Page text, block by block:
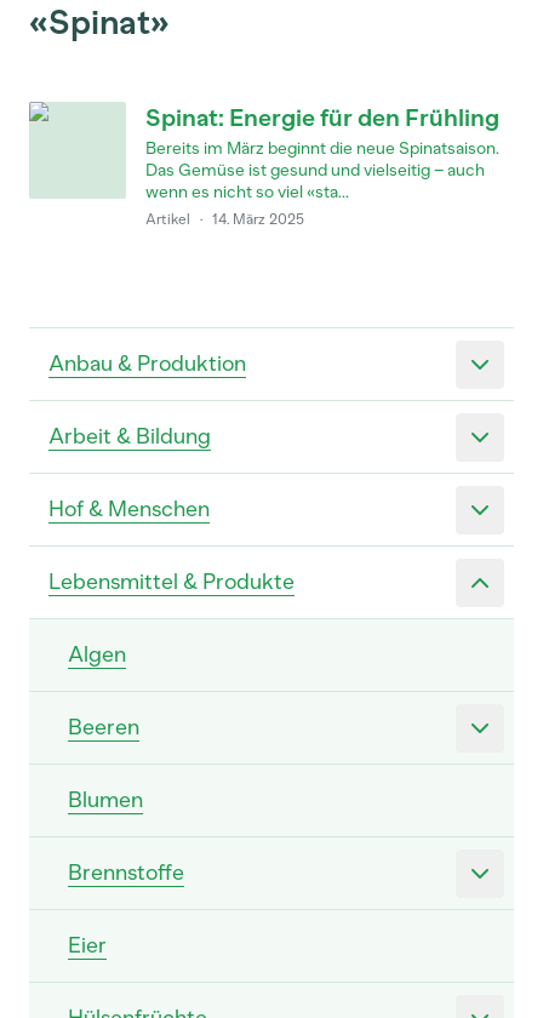
Anbau & Produktion
Arbeit & Bildung
Hof & Menschen
Lebensmittel & Produkte
Algen
Beeren
Blumen
Brennstoffe
Eier
«Spinat»
Spinat: Energie für den Frühling
Bereits im März beginnt die neue Spinatsaison.
Das Gemüse ist gesund und vielseitig – auch
wenn es nicht so viel «sta...
Artikel · 14. März 2025